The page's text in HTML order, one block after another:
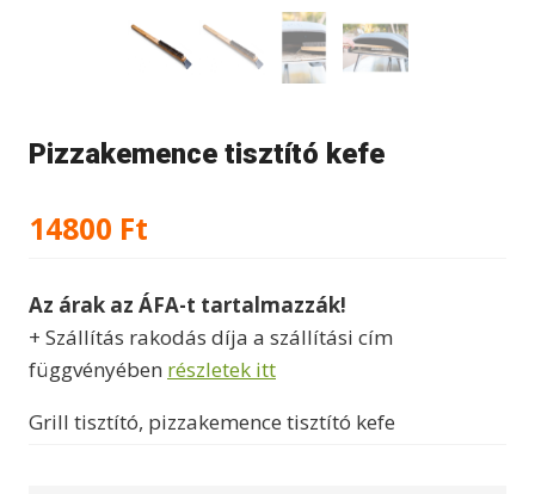
Pizzakemence tisztító kefe
14800 Ft
Az árak az ÁFA-t tartalmazzák!
+ Szállítás rakodás díja a szállítási cím
függvényében részletek itt
Grill tisztító, pizzakemence tisztító kefe